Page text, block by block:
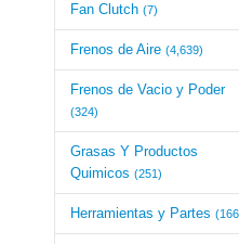
Fan Clutch (7)
Frenos de Aire (4,639)
Frenos de Vacio y Poder
(324)
Grasas Y Productos
Quimicos (251)
Herramientas y Partes